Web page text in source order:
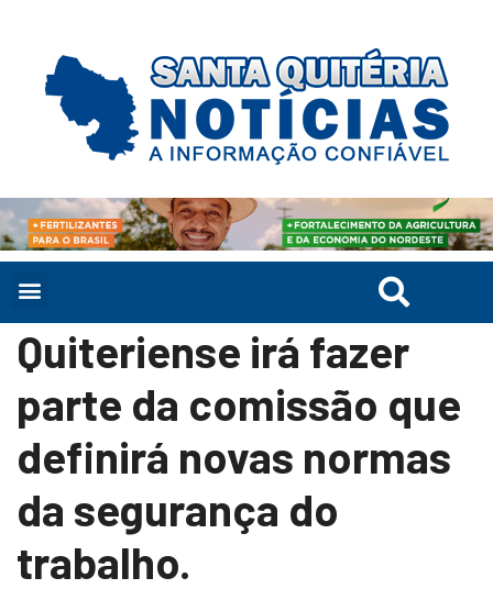
Quiteriense irá fazer
parte da comissão que
definirá novas normas
da segurança do
trabalho.